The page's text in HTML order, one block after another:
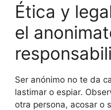
Ética y
el
Ser anónimo no te da
lastimar o espiar.
otra persona, acosar o